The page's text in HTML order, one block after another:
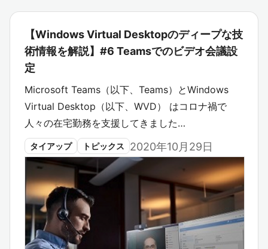
【Windows Virtual Desktopのディープな技
術情報を解説】#6 Teamsでのビデオ会議設
定
Microsoft Teams（以下、Teams）とWindows
Virtual Desktop（以下、WVD） はコロナ禍で
人々の在宅勤務を支援してきました…
タイアップ トピックス 2020年10月29日